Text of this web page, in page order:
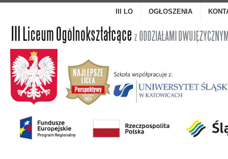
III LO OGŁOSZENIA